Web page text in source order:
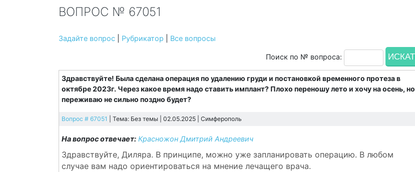
ВОПРОС № 67051
Задайте вопрос Рубрикатор Все вопросы
Поиск по № вопроса:
Здравствуйте! Была сделана операция по удалению груди и постановкой временного протеза в
октябре 2023г. Через какое время надо ставить имплант? Плохо переношу лето и хочу на осень, но
переживаю не сильно поздно будет?
Вопрос # 67051 | Тема: Без темы | 02.05.2025 | Симферополь
На вопрос отвечает: Красножон Дмитрий Андреевич
Здравствуйте, Диляра. В принципе, можно уже запланировать операцию. В любом
случае вам надо ориентироваться на мнение лечащего врача.